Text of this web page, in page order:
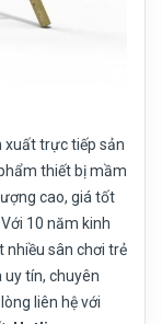
xuất trực tiếp sản
thiết bị mầm
cao, giá tốt
10 năm kinh
nhiều sân chơi trẻ
tín, chuyên
liên hệ với